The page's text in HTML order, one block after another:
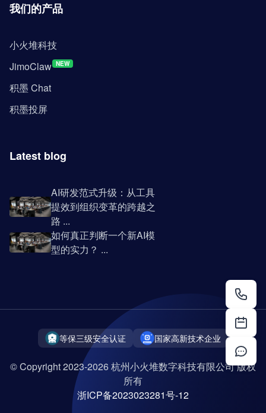
我们的产品
小火堆科技
JimoClaw NEW
积墨 Chat
积墨投屏
Latest blog
AI研发范式升级：从工具
提效到组织变革的跨越之
路 ...
如何真正判断一个新AI模
型的实力？ ...
等保三级安全认证 国家高新技术企业
© Copyright 2023-2026 杭州小火堆数字科技有限公司 版权
所有
浙ICP备2023023281号-12